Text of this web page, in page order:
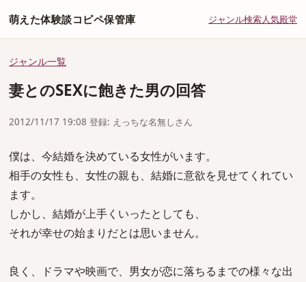
萌えた体験談コピペ保管庫 ジャンル検索人気殿堂
ジャンル一覧
妻とのSEXに飽きた男の回答
2012/11/17 19:08 登録: えっちな名無しさん
僕は、今結婚を決めている女性がいます。
相手の女性も、女性の親も、結婚に意欲を見せてくれてい
ます。
しかし、結婚が上手くいったとしても、
それが幸せの始まりだとは思いません。
良く、ドラマや映画で、男女が恋に落ちるまでの様々な出